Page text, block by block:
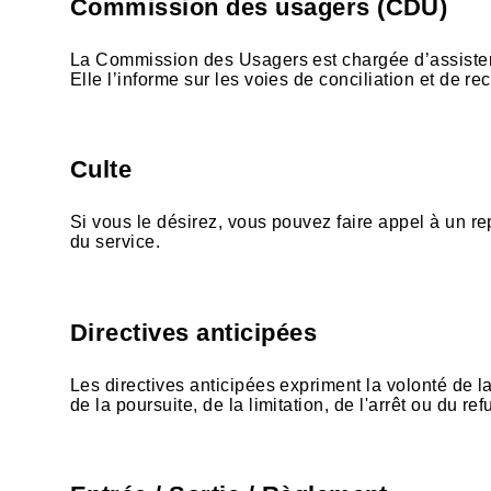
Commission des usagers (CDU)
La Commission des Usagers est chargée
Elle l’informe sur les voies de conciliation et de
Culte
Si vous le désirez, vous pouvez faire appel à un
du service.
Directives anticipées
Les directives anticipées expriment la volonté de
de la poursuite, de la limitation, de l'arrêt ou du